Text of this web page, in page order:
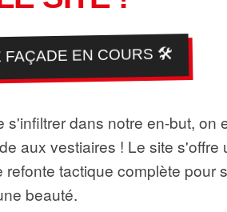
EN COURS 🛠️
dans notre en-but, on
aux vestiaires ! Le site s'offre
refonte tactique complète pour
beauté.